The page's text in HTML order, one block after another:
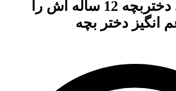
پدر کرمانشاهی دختربچه 12 ساله اش را
دختر بچه